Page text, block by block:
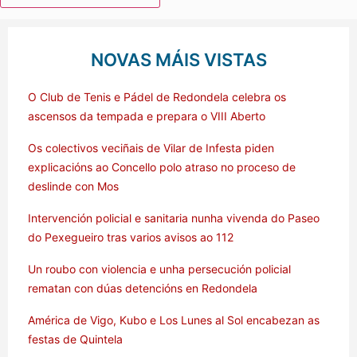
NOVAS MÁIS VISTAS
O Club de Tenis e Pádel de Redondela celebra os
ascensos da tempada e prepara o VIII Aberto
Os colectivos veciñais de Vilar de Infesta piden
explicacións ao Concello polo atraso no proceso de
deslinde con Mos
Intervención policial e sanitaria nunha vivenda do Paseo
do Pexegueiro tras varios avisos ao 112
Un roubo con violencia e unha persecución policial
rematan con dúas detencións en Redondela
América de Vigo, Kubo e Los Lunes al Sol encabezan as
festas de Quintela